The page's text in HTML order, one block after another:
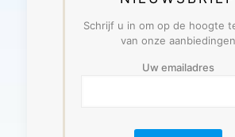
Schrijf u in om op de hoogte
van onze aanbiedingen
Uw emailadres